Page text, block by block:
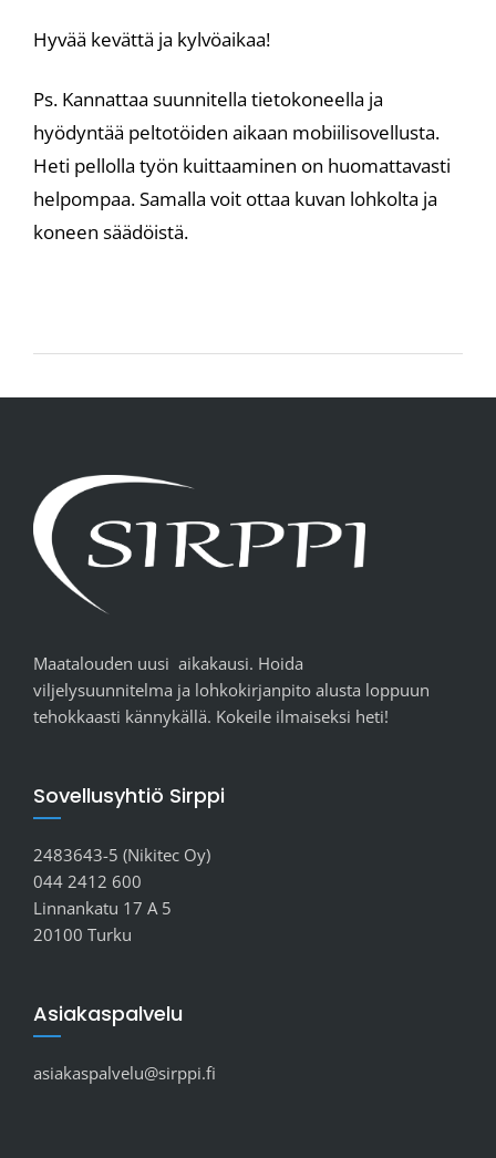
Hyvää kevättä ja kylvöaikaa!
Ps. Kannattaa suunnitella tietokoneella ja
hyödyntää peltotöiden aikaan mobiilisovellusta.
Heti pellolla työn kuittaaminen on huomattavasti
helpompaa. Samalla voit ottaa kuvan lohkolta ja
koneen säädöistä.
Maatalouden uusi aikakausi. Hoida
viljelysuunnitelma ja lohkokirjanpito alusta loppuun
tehokkaasti kännykällä. Kokeile ilmaiseksi heti!
Sovellusyhtiö Sirppi
2483643-5 (Nikitec Oy)
044 2412 600
Linnankatu 17 A 5
20100 Turku
Asiakaspalvelu
asiakaspalvelu@sirppi.fi